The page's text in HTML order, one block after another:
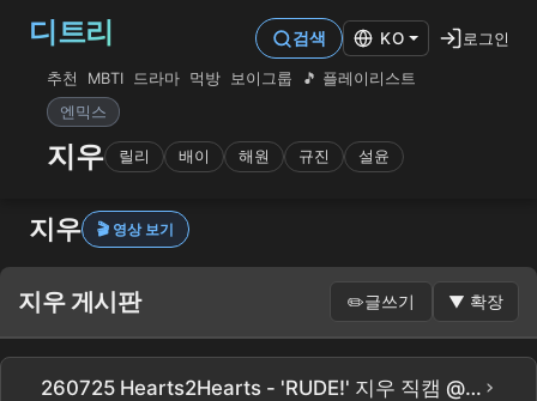
디트리
추천 MBTI 드라마 먹방 보이그룹
🎵 플레이리스트
엔믹스
지우 릴리 배이 해원 규진 설윤
검색 KO 로그인
지우 🎬 영상 보기
지우 게시판 ✏️글쓰기 ▼ 확장
260725 Hearts2Hearts - 'RUDE!' 지우 직캠 @ KMA ›